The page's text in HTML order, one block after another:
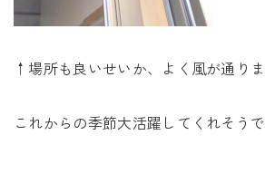
↑場所も良いせいか、よく風が通りま
これからの季節大活躍してくれそうで